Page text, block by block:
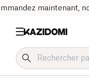
maintenant,